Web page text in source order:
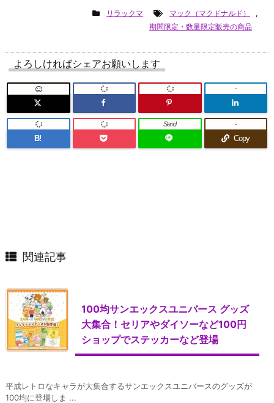
リラックマ マック（マクドナルド）
,
期間限定・数量限定販売の商品
よろしければシェアお願いします
-
B!
Send
Copy
-
関連記事
100均サンエックスユニバース グッズ
大集合！セリアやダイソーなど100円
ショップでステッカーなど登場
平成レトロなキャラが大集合するサンエックスユニバースのグッズが
100均に登場しま ...